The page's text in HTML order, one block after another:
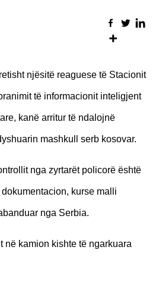
njësitë reaguese të Stacionit
të informacionit inteligjent
kanë arritur të ndalojnë
mashkull serb kosovar.
nga zyrtarët policorë është
kurse malli
nga Serbia.
në kamion kishte të ngarkuara